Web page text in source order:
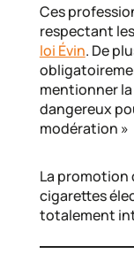
Ces
respectant
loi Évin. De
mentionner la
dangereux
modération »
La promotion
cigarettes
totalement